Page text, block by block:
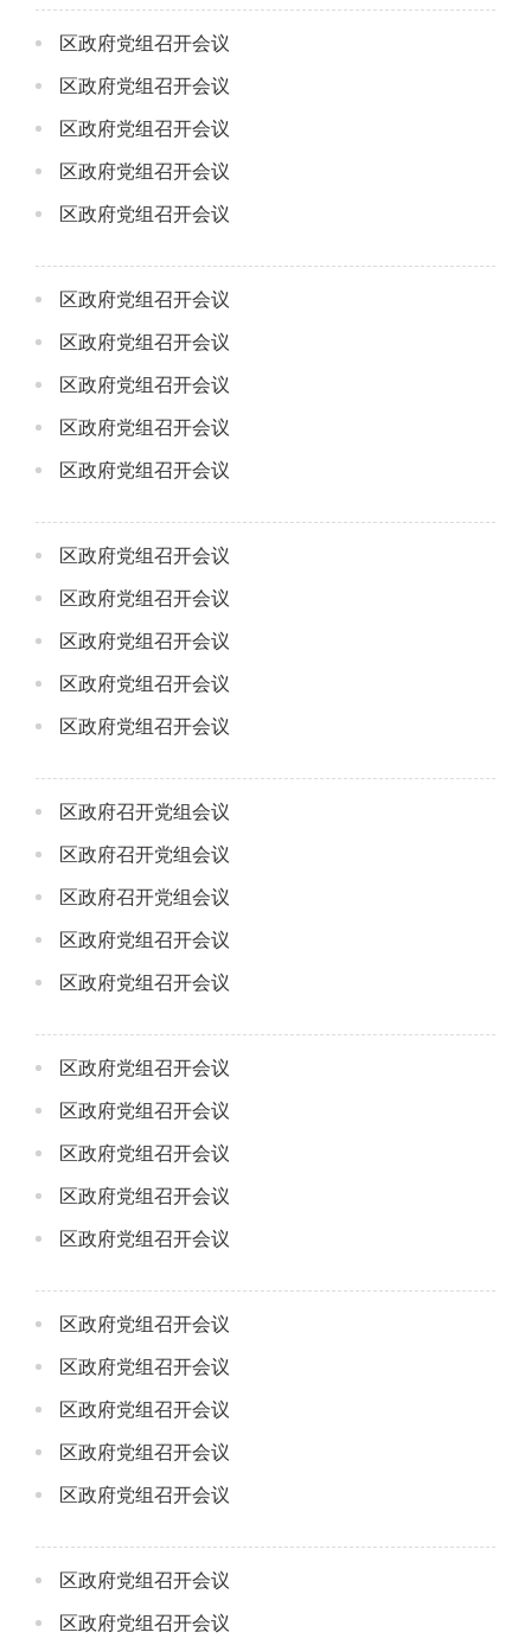
区政府党组召开会议
区政府党组召开会议
区政府党组召开会议
区政府党组召开会议
区政府党组召开会议
区政府党组召开会议
区政府党组召开会议
区政府党组召开会议
区政府党组召开会议
区政府党组召开会议
区政府党组召开会议
区政府党组召开会议
区政府党组召开会议
区政府党组召开会议
区政府党组召开会议
区政府召开党组会议
区政府召开党组会议
区政府召开党组会议
区政府党组召开会议
区政府党组召开会议
区政府党组召开会议
区政府党组召开会议
区政府党组召开会议
区政府党组召开会议
区政府党组召开会议
区政府党组召开会议
区政府党组召开会议
区政府党组召开会议
区政府党组召开会议
区政府党组召开会议
区政府党组召开会议
区政府党组召开会议